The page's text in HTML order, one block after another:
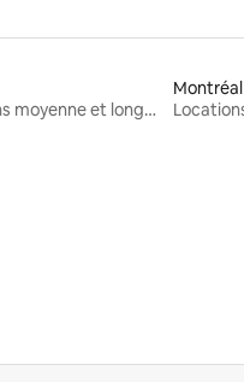
Locations moyenne et longue durée
Montréal